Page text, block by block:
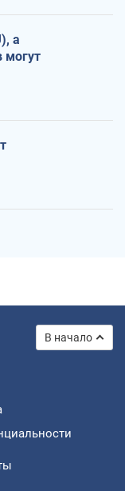
а
могут
В начало